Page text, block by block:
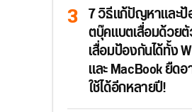
7 วิธีแก้ปัญหาและป้
ตบุ๊คแบตเสื่อมด้วย
เสื่อมป้องกันได้ทั้ง
และ MacBook ยืด
ใช้ได้อีกหลายปี!